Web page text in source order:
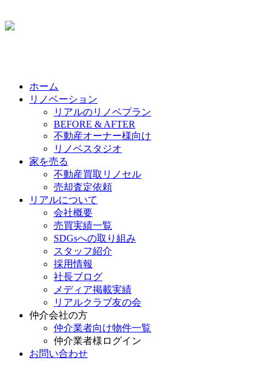
ホーム
リノベーション
リアルのリノベプラン
BEFORE & AFTER
不動産オーナー様向け
リノベスタジオ
家を売る
不動産買取リノセル
売却査定依頼
リアルについて
会社概要
売買実績一覧
SDGsへの取り組み
スタッフ紹介
採用情報
社長ブログ
メディア掲載実績
リアルクラブ友の会
仲介会社の方
仲介業者向け物件一覧
仲介業者様ログイン
お問い合わせ